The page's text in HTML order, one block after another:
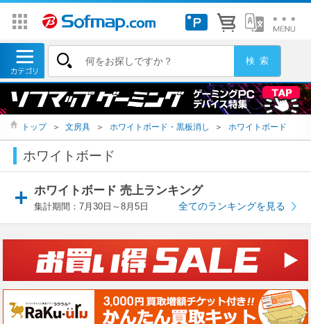
トップ ＞ 文房具 ＞ ホワイトボード・黒板消し ＞ ホワイトボード
ホワイトボード
ホワイトボード 売上ランキング
集計期間：7月30日～8月5日 全てのランキングを見る